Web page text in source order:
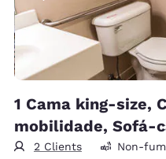
1 Cama king-size,
mobilidade, Sofá-
2 Clients
Non-